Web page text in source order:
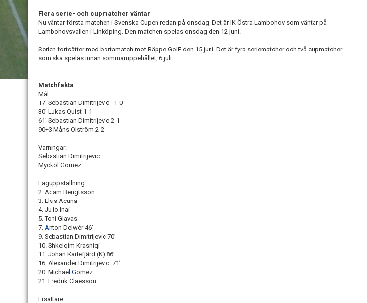
Flera serie- och cupmatcher väntar
Nu väntar första matchen i Svenska Cupen redan på onsdag. Det är IK Östra Lambohov som väntar på
Lambohovsvallen i Linköping. Den matchen spelas onsdag den 12 juni.
Serien fortsätter med bortamatch mot Räppe GoIF den 15 juni. Det är fyra seriematcher och två cupmatcher
som ska spelas innan sommaruppehållet, 6 juli.
Matchfakta
Mål
17’ Sebastian Dimitrijevic 1-0
30’ Lukas Quist 1-1
61’ Sebastian Dimitrijevic 2-1
90+3 Måns Olström 2-2
Varningar:
Sebastian Dimitrijevic
Myckol Gomez.
Laguppställning
2. Adam Bengtsson
3. Elvis Acuna
4. Julio Inai
5. Toni Glavas
7. Anton Delwér 46’
9. Sebastian Dimitrijevic 70’
10. Shkelqim Krasniqi
11. Johan Karlefjärd (K) 86’
16. Alexander Dimitrijevic 71’
20. Michael Gomez
21. Fredrik Claesson
Ersättare